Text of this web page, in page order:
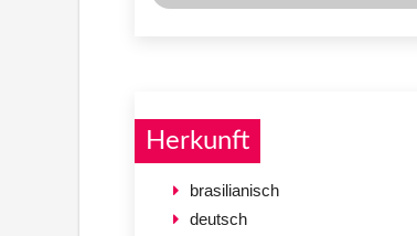
Herkunft
brasilianisch
deutsch